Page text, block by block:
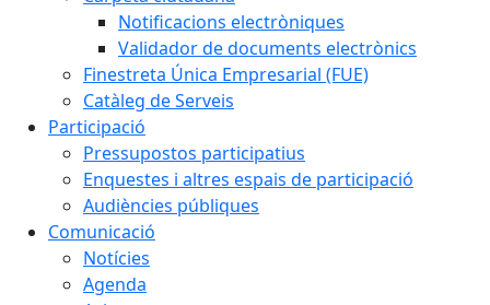
Notificacions electròniques
Validador de documents electrònics
Finestreta Única Empresarial (FUE)
Catàleg de Serveis
Participació
Pressupostos participatius
Enquestes i altres espais de participació
Audiències públiques
Comunicació
Notícies
Agenda